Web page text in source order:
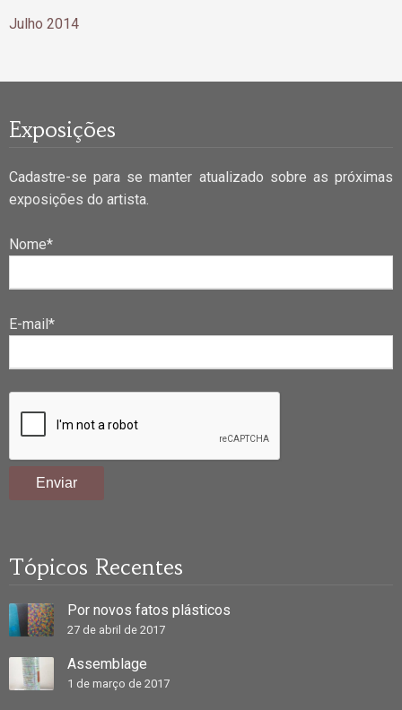
Julho 2014
Exposições
Cadastre-se para se manter atualizado sobre as próximas
exposições do artista.
Nome*
E-mail*
Tópicos Recentes
Por novos fatos plásticos
27 de abril de 2017
Assemblage
1 de março de 2017